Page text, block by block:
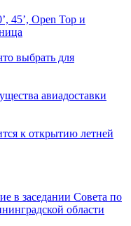
45’, Open Top и
выбрать для
авиадоставки
к открытию летней
в заседании Совета по
области